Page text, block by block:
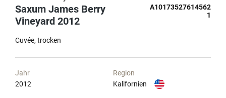
Saxum James Berry
Vineyard 2012
A10173527614562
1
Cuvée trocken
Jahr
2012
Region
Kalifornien